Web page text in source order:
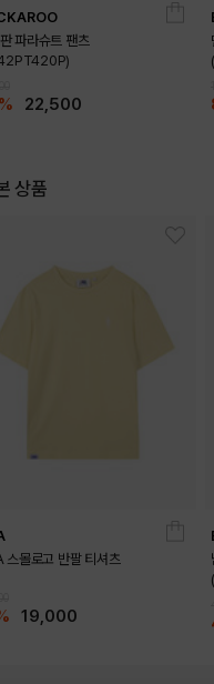
파라슈트 팬츠
22,500
상품
스몰로고 반팔 티셔츠
19,000